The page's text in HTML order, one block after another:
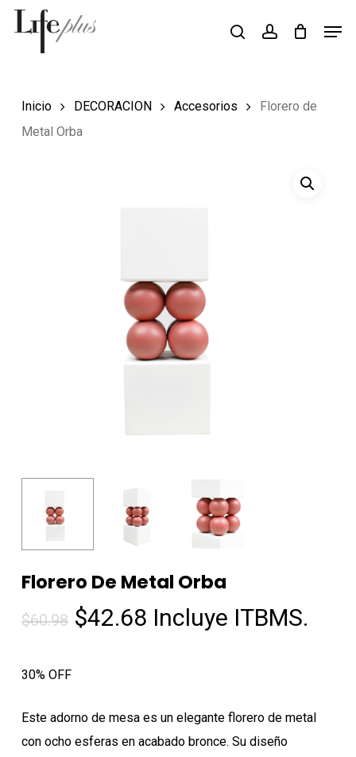
Skip
Búsqueda
productos
searchaccount
Inicio DECORACION Accesorios
Florero de
Metal Orba
Florero De Metal Orba
$60.98 El
$60.98.
$42.68El
$42.68.
Incluye ITBMS.
30% OFF
Este adorno de mesa es un elegante florero de metal
con ocho esferas en acabado bronce. Su diseño